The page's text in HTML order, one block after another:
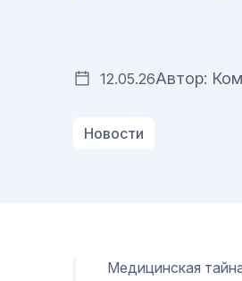
12.05.26Автор:
Новости
Медицинская